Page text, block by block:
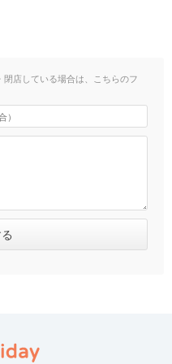
店している場合は、こちらのフ